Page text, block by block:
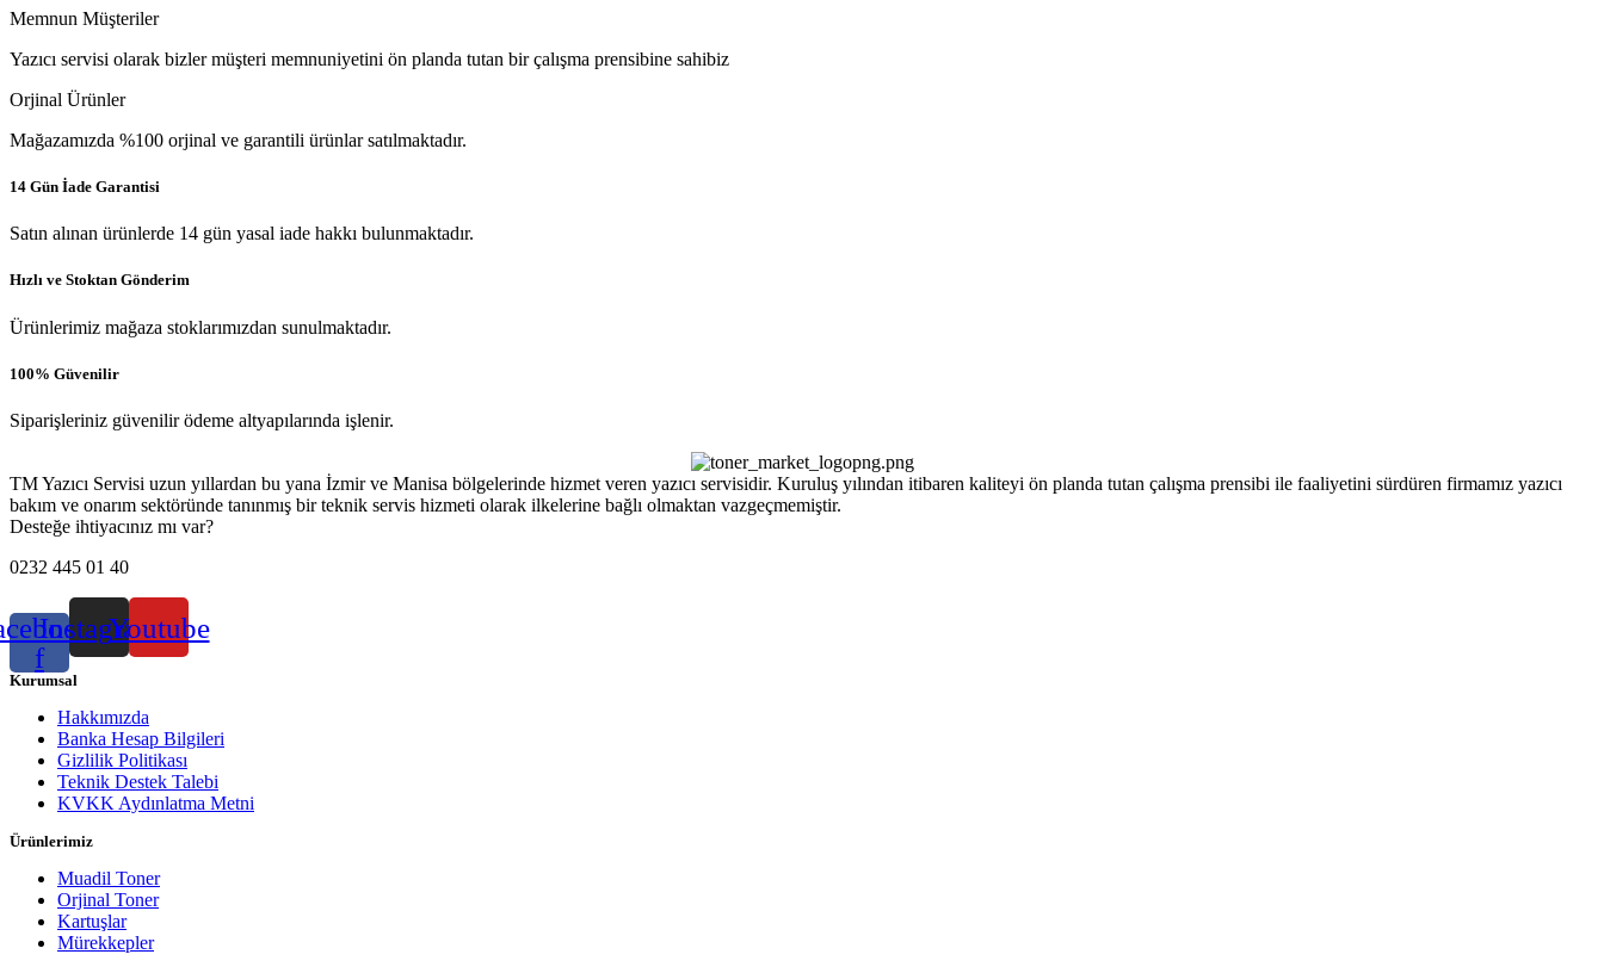
Memnun Müşteriler
Yazıcı servisi olarak bizler müşteri memnuniyetini ön planda tutan bir çalışma prensibine sahibiz
Orjinal Ürünler
Mağazamızda %100 orjinal ve garantili ürünlar satılmaktadır.
14 Gün İade Garantisi
Satın alınan ürünlerde 14 gün yasal iade hakkı bulunmaktadır.
Hızlı ve Stoktan Gönderim
Ürünlerimiz mağaza stoklarımızdan sunulmaktadır.
100% Güvenilir
Siparişleriniz güvenilir ödeme altyapılarında işlenir.
TM Yazıcı Servisi uzun yıllardan bu yana İzmir ve Manisa bölgelerinde hizmet veren yazıcı servisidir. Kuruluş yılından itibaren kaliteyi ön planda tutan çalışma prensibi ile faaliyetini sürdüren firmamız yazıcı
bakım ve onarım sektöründe tanınmış bir teknik servis hizmeti olarak ilkelerine bağlı olmaktan vazgeçmemiştir.
Desteğe ihtiyacınız mı var?
0232 445 01 40
f
InstagramYoutube
Kurumsal
Hakkımızda
Banka Hesap Bilgileri
Gizlilik Politikası
Teknik Destek Talebi
KVKK Aydınlatma Metni
Ürünlerimiz
Muadil Toner
Orjinal Toner
Kartuşlar
Mürekkepler